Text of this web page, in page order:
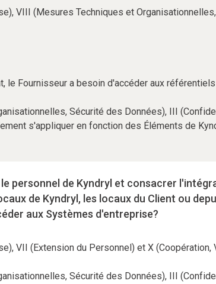
VIII (Mesures Techniques et
Fournisseur a besoin d'accéder aux
Sécurité des Données), III
s'appliquer en fonction des Éléments de
personnel de Kyndryl et consacrer
de Kyndryl, les locaux du Client ou
aux Systèmes d'entreprise?
VII (Extension du Personnel) et X
Sécurité des Données), III